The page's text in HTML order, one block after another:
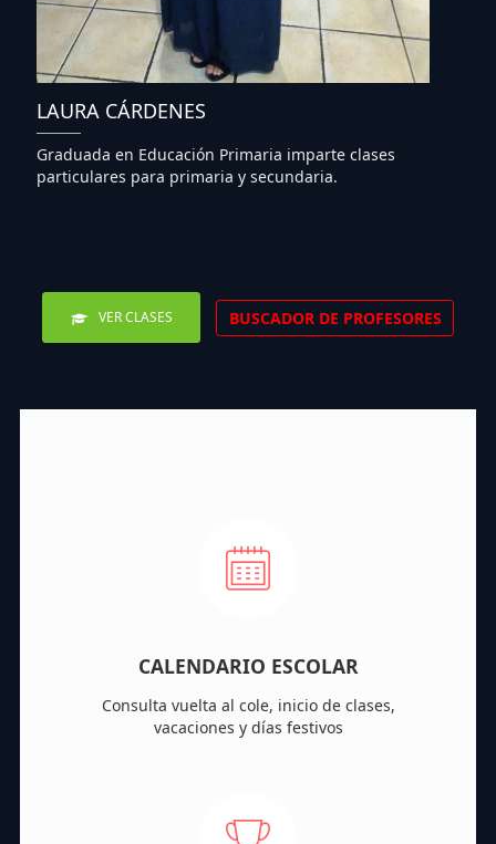
LAURA CÁRDENES
Graduada en Educación Primaria imparte clases
particulares para primaria y secundaria.
VER CLASES BUSCADOR DE PROFESORES
CALENDARIO ESCOLAR
Consulta vuelta al cole, inicio de clases,
vacaciones y días festivos